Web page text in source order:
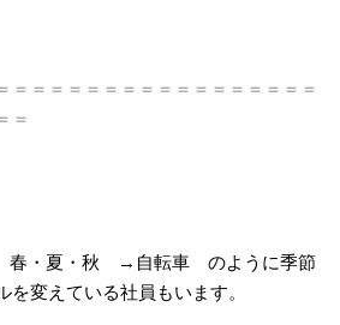
＝＝＝＝＝＝＝＝＝＝＝＝＝＝＝＝＝
＝
・夏・秋 →自転車 のように季節
を変えている社員もいます。